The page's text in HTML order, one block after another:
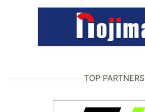
TOP PARTNERS